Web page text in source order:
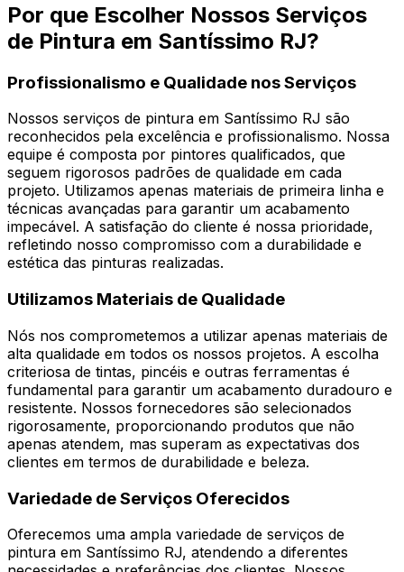
Por que Escolher Nossos Serviços
de Pintura em Santíssimo RJ?
Profissionalismo e Qualidade nos Serviços
Nossos serviços de pintura em Santíssimo RJ são
reconhecidos pela excelência e profissionalismo. Nossa
equipe é composta por pintores qualificados, que
seguem rigorosos padrões de qualidade em cada
projeto. Utilizamos apenas materiais de primeira linha e
técnicas avançadas para garantir um acabamento
impecável. A satisfação do cliente é nossa prioridade,
refletindo nosso compromisso com a durabilidade e
estética das pinturas realizadas.
Utilizamos Materiais de Qualidade
Nós nos comprometemos a utilizar apenas materiais de
alta qualidade em todos os nossos projetos. A escolha
criteriosa de tintas, pincéis e outras ferramentas é
fundamental para garantir um acabamento duradouro e
resistente. Nossos fornecedores são selecionados
rigorosamente, proporcionando produtos que não
apenas atendem, mas superam as expectativas dos
clientes em termos de durabilidade e beleza.
Variedade de Serviços Oferecidos
Oferecemos uma ampla variedade de serviços de
pintura em Santíssimo RJ, atendendo a diferentes